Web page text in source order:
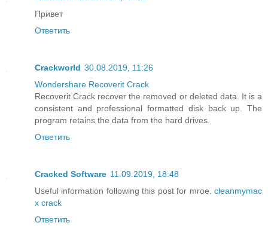
Привет
Ответить
Crackworld 30.08.2019, 11:26
Wondershare Recoverit Crack
Recoverit Crack recover the removed or deleted data. It is a
consistent and professional formatted disk back up. The
program retains the data from the hard drives.
Ответить
Cracked Software 11.09.2019, 18:48
Useful information following this post for mroe. cleanmymac
x crack
Ответить